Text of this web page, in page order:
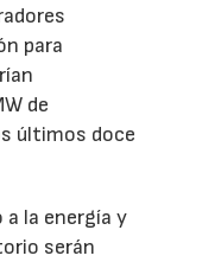
para
de
últimos doce
a la energía y
serán